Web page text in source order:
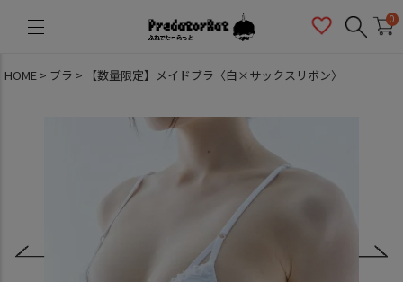
0
HOME ブラ 【数量限定】メイドブラ〈白×サックスリボン〉